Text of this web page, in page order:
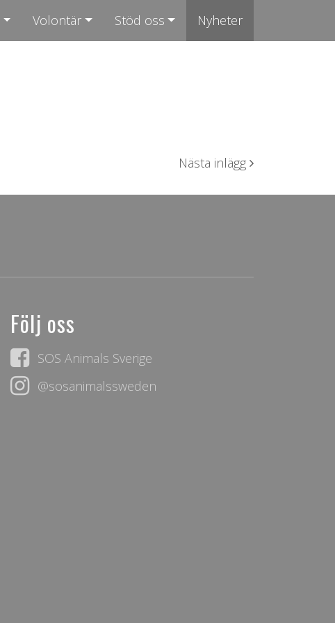
Volontär Stöd oss Nyheter
Nästa inlägg
Följ oss
SOS Animals Sverige
@sosanimalssweden